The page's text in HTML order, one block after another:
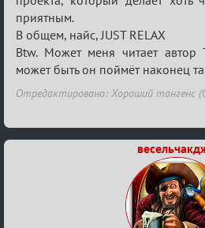
приятным.
В общем, найс, JUST RELAX
Btw. Может меня читает
может быть он поймёт наконец
Отредактировано: Хороший тангенс